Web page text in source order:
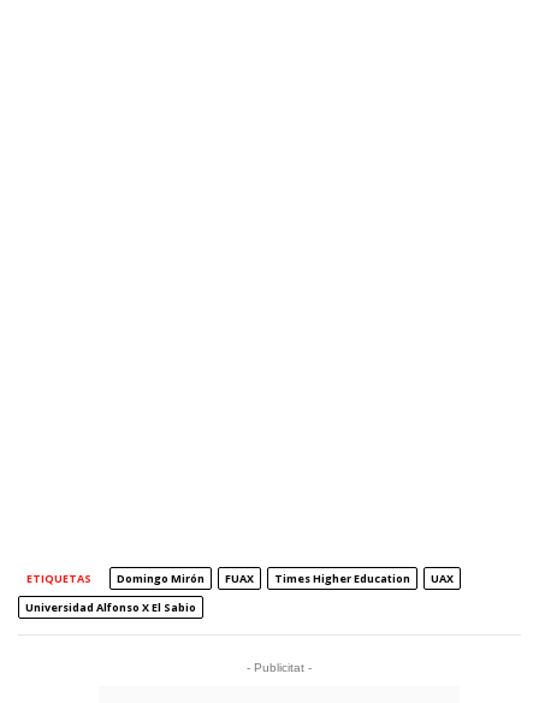
ETIQUETAS Domingo Mirón FUAX Times Higher Education
UAX
Universidad Alfonso X El Sabio
- Publicitat -